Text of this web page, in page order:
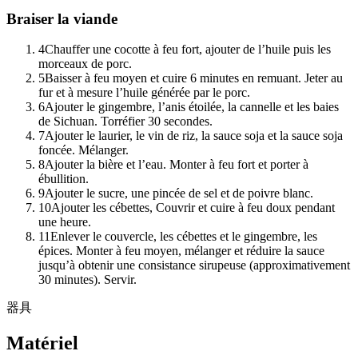
Braiser la viande
4Chauffer une cocotte à feu fort, ajouter de l’huile puis les
morceaux de porc.
5Baisser à feu moyen et cuire 6 minutes en remuant. Jeter au
fur et à mesure l’huile générée par le porc.
6Ajouter le gingembre, l’anis étoilée, la cannelle et les baies
de Sichuan. Torréfier 30 secondes.
7Ajouter le laurier, le vin de riz, la sauce soja et la sauce soja
foncée. Mélanger.
8Ajouter la bière et l’eau. Monter à feu fort et porter à
ébullition.
9Ajouter le sucre, une pincée de sel et de poivre blanc.
10Ajouter les cébettes, Couvrir et cuire à feu doux pendant
une heure.
11Enlever le couvercle, les cébettes et le gingembre, les
épices. Monter à feu moyen, mélanger et réduire la sauce
jusqu’à obtenir une consistance sirupeuse (approximativement
30 minutes). Servir.
器具
Matériel